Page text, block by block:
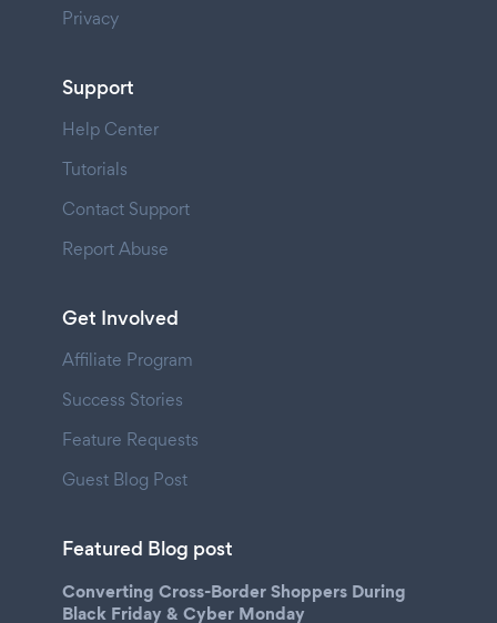
Privacy
Support
Help Center
Tutorials
Contact Support
Report Abuse
Get Involved
Affiliate Program
Success Stories
Feature Requests
Guest Blog Post
Featured Blog post
Converting Cross-Border Shoppers During
Black Friday & Cyber Monday